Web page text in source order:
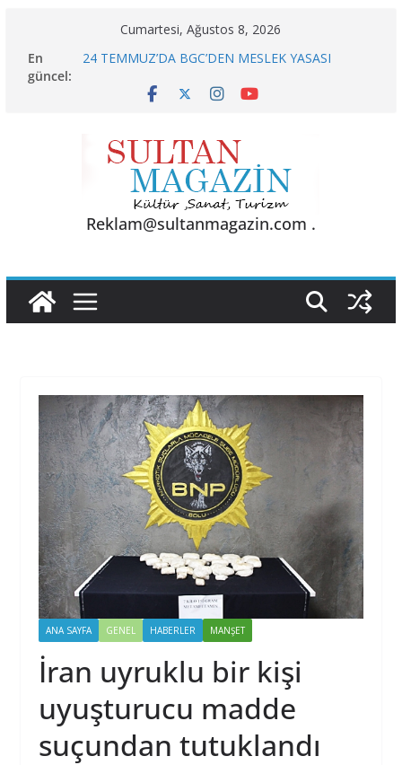
content
Cumartesi, Ağustos 8, 2026
En
güncel:
24 TEMMUZ’DA BGC’DEN MESLEK YASASI
KELİMELER YETMEZ
BU KALP
AKGÜL: “BOLU, KRİZLERLE DEĞİL HİZMETLE
YÖNETİLMEYİ HAK EDİYOR”
Reklam@sultanmagazin.com .
ANA SAYFA GENEL HABERLER MANŞET
İran uyruklu bir kişi
uyuşturucu madde
suçundan tutuklandı